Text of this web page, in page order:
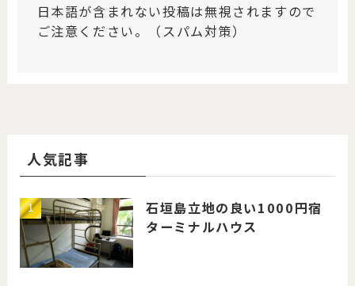
日本語が含まれない投稿は無視されますので
ご注意ください。（スパム対策）
人気記事
石垣島立地の良い1000円宿
ターミナルハウス